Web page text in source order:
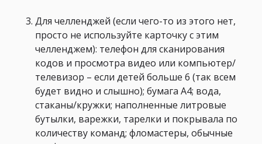
Для челленджей (если чего-то из этого нет,
просто не используйте карточку с этим
челленджем): телефон для сканирования
кодов и просмотра видео или компьютер/
телевизор – если детей больше 6 (так всем
будет видно и слышно); бумага А4; вода,
стаканы/кружки; наполненные литровые
бутылки, варежки, тарелки и покрывала по
количеству команд; фломастеры, обычные